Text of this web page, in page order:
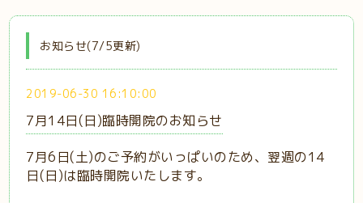
お知らせ(7/5更新)
2019-06-30 16:10:00
7月14日(日)臨時開院のお知らせ
7月6日(土)のご予約がいっぱいのため、翌週の14
日(日)は臨時開院いたします。